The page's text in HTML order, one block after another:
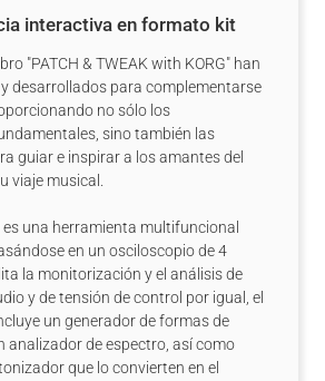
interactiva en formato kit
"PATCH & TWEAK with KORG" han
desarrollados para complementarse
no sólo los
sino también las
guiar e inspirar a los amantes del
viaje musical.
es una herramienta multifuncional
en un osciloscopio de 4
la monitorización y el análisis de
y de tensión de control por igual, el
un generador de formas de
analizador de espectro, así como
que lo convierten en el